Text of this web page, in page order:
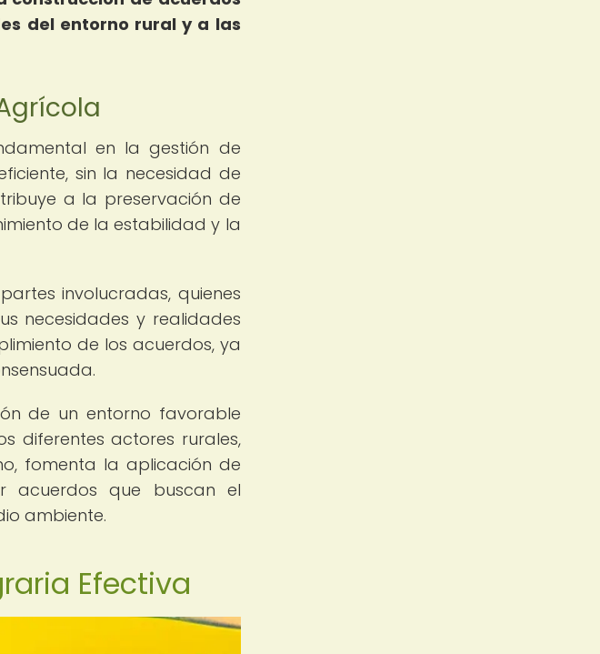
del entorno rural y a las
en la gestión de
sin la necesidad de
a la preservación de
de la estabilidad y la
involucradas, quienes
necesidades y realidades
de los acuerdos, ya
de un entorno favorable
diferentes actores rurales,
fomenta la aplicación de
acuerdos que buscan el
ambiente.
Efectiva